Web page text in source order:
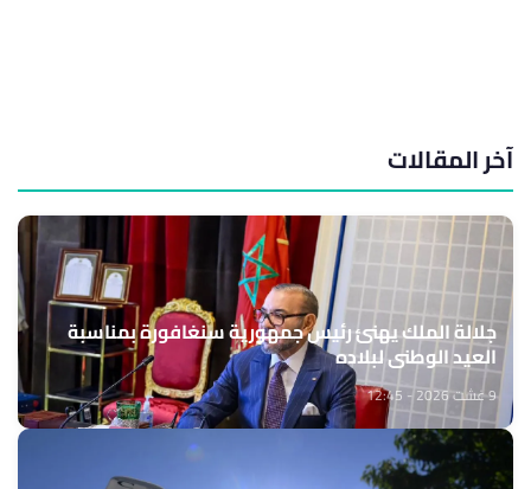
آخر المقالات
جلالة الملك يهنئ رئيس جمهورية سنغافورة بمناسبة
العيد الوطني لبلاده
9 غشت 2026 - 12:45